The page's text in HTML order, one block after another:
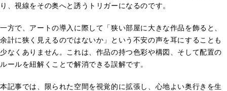
り、視線をその奥へと誘うトリガーになるのです。
一方で、アートの導入に際して「狭い部屋に大きな作品を飾ると、
余計に狭く見えるのではないか」という不安の声を耳にすることも
少なくありません。これは、作品の持つ色彩や構図、そして配置の
ルールを紐解くことで解消できる誤解です。
本記事では、限られた空間を視覚的に拡張し、心地よい奥行きを生